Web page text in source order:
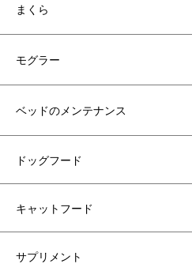
まくら
モグラー
ベッドのメンテナンス
ドッグフード
キャットフード
サプリメント